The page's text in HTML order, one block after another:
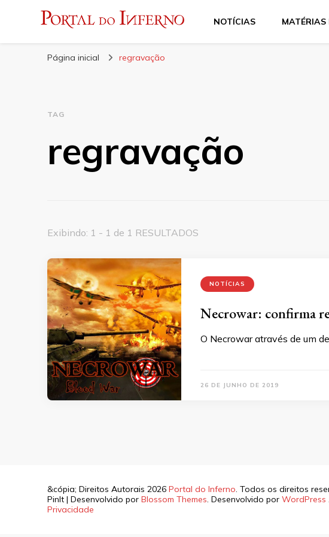
Portal do Inferno
NOTÍCIAS MATÉRIAS
Página inicial regravação
TAG
regravação
Exibindo: 1 - 1 de 1 RESULTADOS
NOTÍCIAS
Necrowar: confirma
O Necrowar através de um
26 DE JUNHO DE 2019
&cópia; Direitos Autorais 2026 Portal do Inferno. Todos os direitos
PinIt | Desenvolvido por Blossom Themes. Desenvolvido por WordPress .
Privacidade